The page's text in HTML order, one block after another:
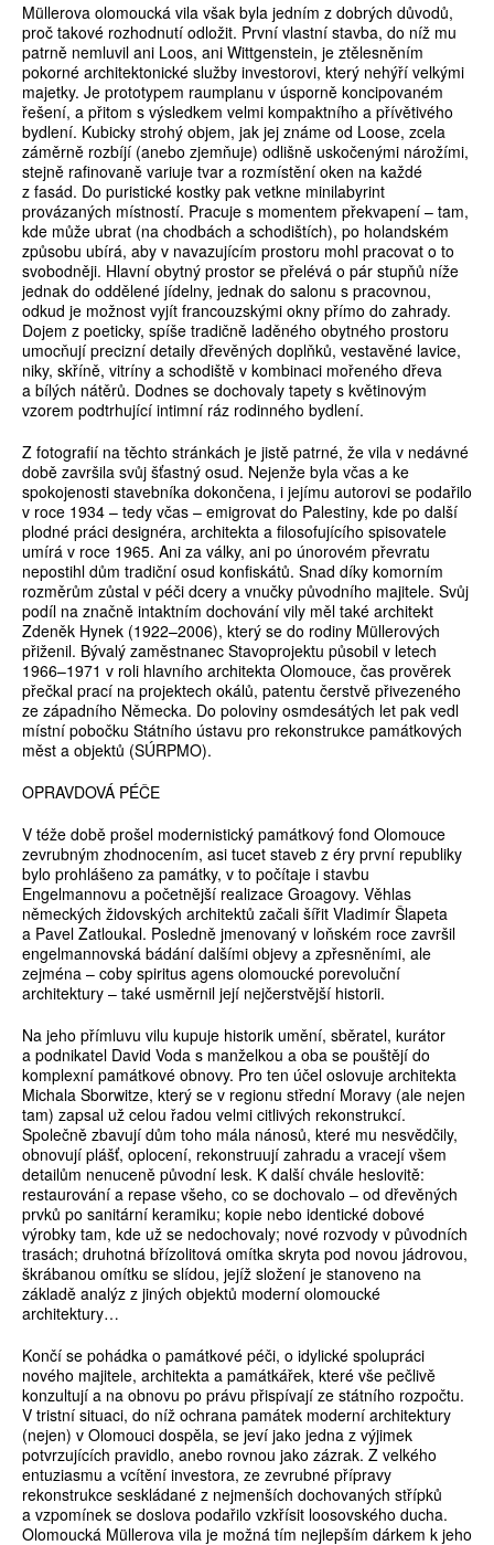
Müllerova olomoucká vila však byla jedním z dobrých důvodů,
proč takové rozhodnutí odložit. První vlastní stavba, do níž mu
patrně nemluvil ani Loos, ani Wittgenstein, je ztělesněním
pokorné architektonické služby investorovi, který nehýří velkými
majetky. Je prototypem raumplanu v úsporně koncipovaném
řešení, a přitom s výsledkem velmi kompaktního a přívětivého
bydlení. Kubicky strohý objem, jak jej známe od Loose, zcela
záměrně rozbíjí (anebo zjemňuje) odlišně uskočenými nárožími,
stejně rafinovaně variuje tvar a rozmístění oken na každé
z fasád. Do puristické kostky pak vetkne minilabyrint
provázaných místností. Pracuje s momentem překvapení – tam,
kde může ubrat (na chodbách a schodištích), po holandském
způsobu ubírá, aby v navazujícím prostoru mohl pracovat o to
svobodněji. Hlavní obytný prostor se přelévá o pár stupňů níže
jednak do oddělené jídelny, jednak do salonu s pracovnou,
odkud je možnost vyjít francouzskými okny přímo do zahrady.
Dojem z poeticky, spíše tradičně laděného obytného prostoru
umocňují precizní detaily dřevěných doplňků, vestavěné lavice,
niky, skříně, vitríny a schodiště v kombinaci mořeného dřeva
a bílých nátěrů. Dodnes se dochovaly tapety s květinovým
vzorem podtrhující intimní ráz rodinného bydlení.
Z fotografií na těchto stránkách je jistě patrné, že vila v nedávné
době završila svůj šťastný osud. Nejenže byla včas a ke
spokojenosti stavebníka dokončena, i jejímu autorovi se podařilo
v roce 1934 – tedy včas – emigrovat do Palestiny, kde po další
plodné práci designéra, architekta a filosofujícího spisovatele
umírá v roce 1965. Ani za války, ani po únorovém převratu
nepostihl dům tradiční osud konfiskátů. Snad díky komorním
rozměrům zůstal v péči dcery a vnučky původního majitele. Svůj
podíl na značně intaktním dochování vily měl také architekt
Zdeněk Hynek (1922–2006), který se do rodiny Müllerových
přiženil. Bývalý zaměstnanec Stavoprojektu působil v letech
1966–1971 v roli hlavního architekta Olomouce, čas prověrek
přečkal prací na projektech okálů, patentu čerstvě přivezeného
ze západního Německa. Do poloviny osmdesátých let pak vedl
místní pobočku Státního ústavu pro rekonstrukce památkových
měst a objektů (SÚRPMO).
OPRAVDOVÁ PÉČE
V téže době prošel modernistický památkový fond Olomouce
zevrubným zhodnocením, asi tucet staveb z éry první republiky
bylo prohlášeno za památky, v to počítaje i stavbu
Engelmannovu a početnější realizace Groagovy. Věhlas
německých židovských architektů začali šířit Vladimír Šlapeta
a Pavel Zatloukal. Posledně jmenovaný v loňském roce završil
engelmannovská bádání dalšími objevy a zpřesněními, ale
zejména – coby spiritus agens olomoucké porevoluční
architektury – také usměrnil její nejčerstvější historii.
Na jeho přímluvu vilu kupuje historik umění, sběratel, kurátor
a podnikatel David Voda s manželkou a oba se pouštějí do
komplexní památkové obnovy. Pro ten účel oslovuje architekta
Michala Sborwitze, který se v regionu střední Moravy (ale nejen
tam) zapsal už celou řadou velmi citlivých rekonstrukcí.
Společně zbavují dům toho mála nánosů, které mu nesvědčily,
obnovují plášť, oplocení, rekonstruují zahradu a vracejí všem
detailům nenuceně původní lesk. K další chvále heslovitě:
restaurování a repase všeho, co se dochovalo – od dřevěných
prvků po sanitární keramiku; kopie nebo identické dobové
výrobky tam, kde už se nedochovaly; nové rozvody v původních
trasách; druhotná břízolitová omítka skryta pod novou jádrovou,
škrábanou omítku se slídou, jejíž složení je stanoveno na
základě analýz z jiných objektů moderní olomoucké
architektury…
Končí se pohádka o památkové péči, o idylické spolupráci
nového majitele, architekta a památkářek, které vše pečlivě
konzultují a na obnovu po právu přispívají ze státního rozpočtu.
V tristní situaci, do níž ochrana památek moderní architektury
(nejen) v Olomouci dospěla, se jeví jako jedna z výjimek
potvrzujících pravidlo, anebo rovnou jako zázrak. Z velkého
entuziasmu a vcítění investora, ze zevrubné přípravy
rekonstrukce seskládané z nejmenších dochovaných střípků
a vzpomínek se doslova podařilo vzkřísit loosovského ducha.
Olomoucká Müllerova vila je možná tím nejlepším dárkem k jeho